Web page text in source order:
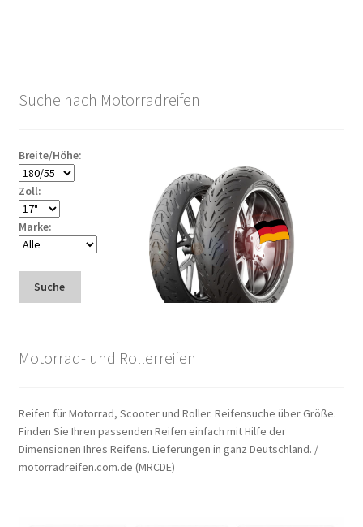
Suche nach Motorradreifen
Breite/Höhe:
Zoll:
Marke:
Suche
Motorrad- und Rollerreifen
Reifen für Motorrad, Scooter und Roller. Reifensuche über Größe.
Finden Sie Ihren passenden Reifen einfach mit Hilfe der
Dimensionen Ihres Reifens. Lieferungen in ganz Deutschland. /
motorradreifen.com.de (MRCDE)